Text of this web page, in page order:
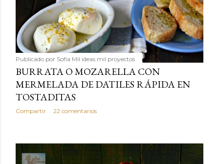
Publicado por Sofía Mil ideas mil proyectos
BURRATA O MOZARELLA CON
MERMELADA DE DATILES RÁPIDA EN
TOSTADITAS
Compartir 22 comentarios